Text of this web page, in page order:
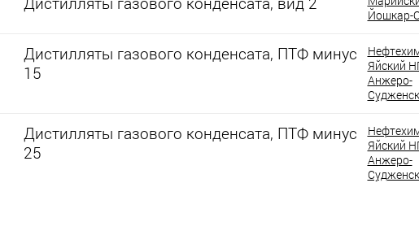
Йошкар-
Дистилляты газового конденсата, ПТФ минус
15
Яйский
Анжеро-
Судженск
Дистилляты газового конденсата, ПТФ минус
25
Яйский
Анжеро-
Судженск